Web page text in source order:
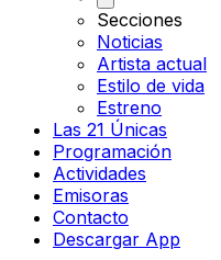
Secciones
Noticias
Artista actual
Estilo de vida
Estreno
Las 21 Únicas
Programación
Actividades
Emisoras
Contacto
Descargar App